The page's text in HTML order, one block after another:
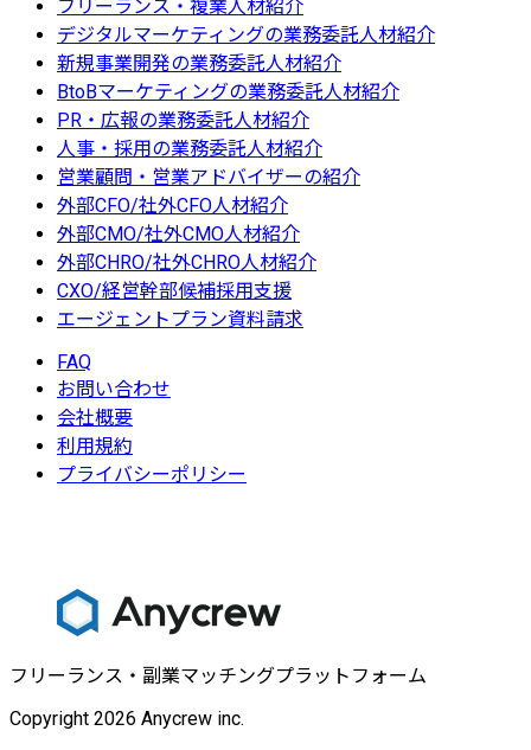
フリーランス・複業人材紹介
デジタルマーケティングの業務委託人材紹介
新規事業開発の業務委託人材紹介
BtoBマーケティングの業務委託人材紹介
PR・広報の業務委託人材紹介
人事・採用の業務委託人材紹介
営業顧問・営業アドバイザーの紹介
外部CFO/社外CFO人材紹介
外部CMO/社外CMO人材紹介
外部CHRO/社外CHRO人材紹介
CXO/経営幹部候補採用支援
エージェントプラン資料請求
FAQ
お問い合わせ
会社概要
利用規約
プライバシーポリシー
フリーランス・副業マッチングプラットフォーム
Copyright 2026 Anycrew inc.